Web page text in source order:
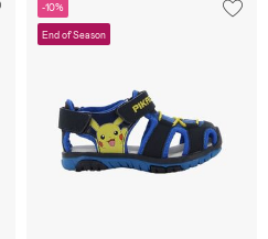
-10%
End of Season